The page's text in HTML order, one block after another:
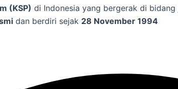
(KSP) di Indonesia yang bergerak di bidang
dan berdiri sejak 28 November 1994